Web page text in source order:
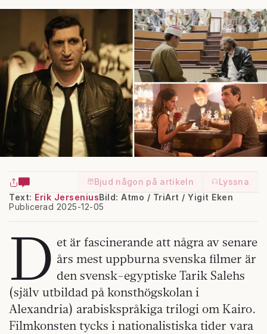
Bjud någon på artikeln
Lyssna
Text: Erik Jersenius
Publicerad 2025-12-05
Bild: Atmo / TriArt / Yigit Eken
D et är fascinerande att några av senare
års mest uppburna svenska filmer är
den svensk-egyptiske Tarik Salehs
(själv utbildad på konsthögskolan i
Alexandria) arabiskspråkiga trilogi om Kairo.
Filmkonsten tycks i nationalistiska tider vara